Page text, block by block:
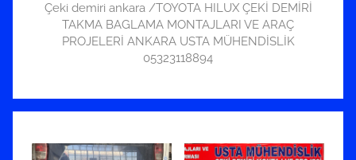
Çeki demiri ankara /TOYOTA HILUX ÇEKİ DEMİRİ
TAKMA BAGLAMA MONTAJLARI VE ARAÇ
PROJELERİ ANKARA USTA MÜHENDİSLİK
05323118894